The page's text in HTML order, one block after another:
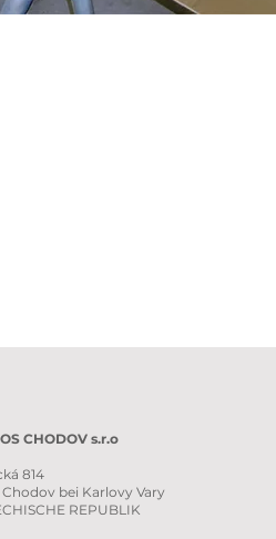
CHODOV s.r.o
814
Chodov bei Karlovy Vary
REPUBLIK